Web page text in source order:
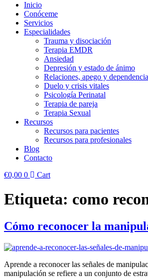
Inicio
Conóceme
Servicios
Especialidades
Trauma y disociación
Terapia EMDR
Ansiedad
Depresión y estado de ánimo
Relaciones, apego y
Duelo y crisis vitales
Psicología Perinatal
Terapia de pareja
Terapia Sexual
Recursos
Recursos para pacientes
Recursos para profesionales
Blog
Contacto
€0,00 0 Cart
Etiqueta: como
Cómo reconocer la
Aprende a reconocer las señales de
manipulación se refiere a un conjunto de